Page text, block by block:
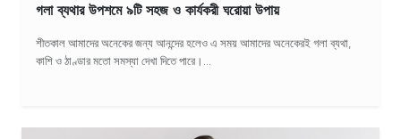
গলা ব্যথার উপশমে ৯টি সহজ ও কার্যকরী ঘরোয়া উপায়
শীতকাল আমাদের অনেকের জন্য আনন্দের হলেও এ সময় আমাদের অনেকেরই গলা ব্যথা,
কাশি ও ঠাণ্ডার মতো সমস্যা দেখা দিতে পারে।...